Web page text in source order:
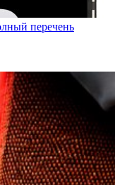
перечень